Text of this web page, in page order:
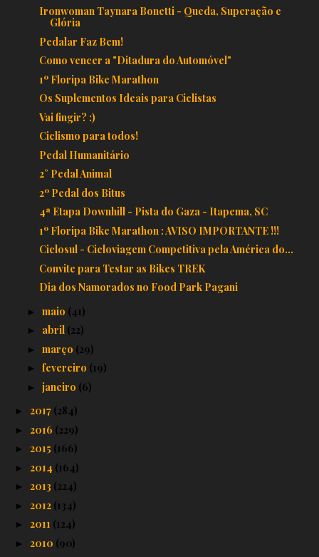
Ironwoman Taynara Bonetti - Queda, Superação e
Glória
Pedalar Faz Bem!
Como vencer a "Ditadura do Automóvel"
1º Floripa Bike Marathon
Os Suplementos Ideais para Ciclistas
Vai fingir? :)
Ciclismo para todos!
Pedal Humanitário
2° Pedal Animal
2º Pedal dos Bitus
4ª Etapa Downhill - Pista do Gaza - Itapema, SC
1º Floripa Bike Marathon : AVISO IMPORTANTE !!!
Ciclosul - Cicloviagem Competitiva pela América do...
Convite para Testar as Bikes TREK
Dia dos Namorados no Food Park Pagani
► maio (41)
► abril (22)
► março (29)
► fevereiro (19)
► janeiro (6)
► 2017 (284)
► 2016 (229)
► 2015 (166)
► 2014 (164)
► 2013 (224)
► 2012 (134)
► 2011 (124)
► 2010 (90)